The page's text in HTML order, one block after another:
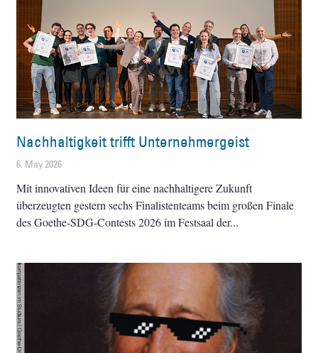
Nachhaltigkeit trifft Unternehmergeist
6. May 2026
Mit innovativen Ideen für eine nachhaltigere Zukunft
überzeugten gestern sechs Finalistenteams beim großen Finale
des Goethe-SDG-Contests 2026 im Festsaal der